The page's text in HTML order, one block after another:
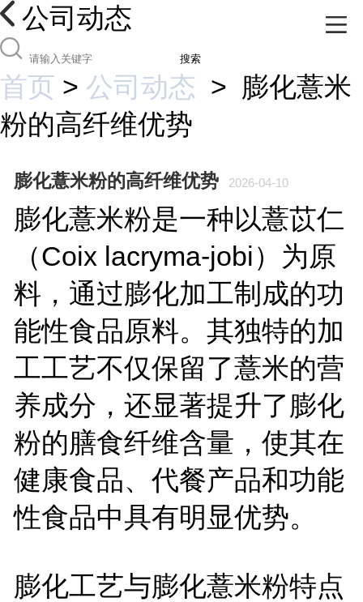
公司动态
搜索
首页 > 公司动态 > 膨化薏米
粉的高纤维优势
膨化薏米粉的高纤维优势 2026-04-10
膨化薏米粉是一种以薏苡仁
（Coix lacryma-jobi）为原
料，通过膨化加工制成的功
能性食品原料。其独特的加
工工艺不仅保留了薏米的营
养成分，还显著提升了膨化
粉的膳食纤维含量，使其在
健康食品、代餐产品和功能
性食品中具有明显优势。
膨化工艺与膨化薏米粉特点